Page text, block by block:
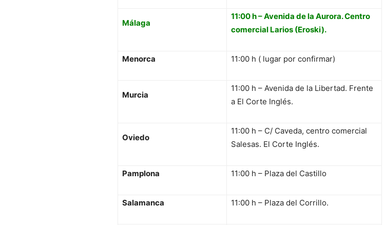
Málaga
11:00 h – Avenida de la Aurora. Centro
comercial Larios (Eroski).
Menorca 11:00 h ( lugar por confirmar)
Murcia
11:00 h – Avenida de la Libertad. Frente
a El Corte Inglés.
Oviedo
11:00 h – C/ Caveda, centro comercial
Salesas. El Corte Inglés.
Pamplona 11:00 h – Plaza del Castillo
Salamanca 11:00 h – Plaza del Corrillo.